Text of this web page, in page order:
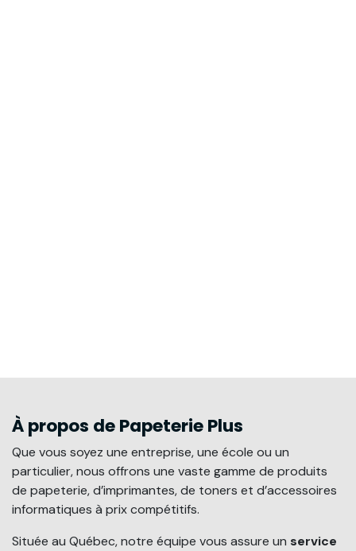
À propos de Papeterie Plus
Que vous soyez une entreprise, une école ou un
particulier, nous offrons une vaste gamme de produits
de papeterie, d’imprimantes, de toners et d’accessoires
informatiques à prix compétitifs.
Située au Québec, notre équipe vous assure un service